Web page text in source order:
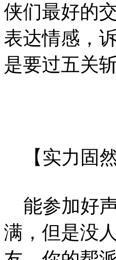
侠们最好的
表达情感，
是要过五关
【实力固
能参加好
满，但是没